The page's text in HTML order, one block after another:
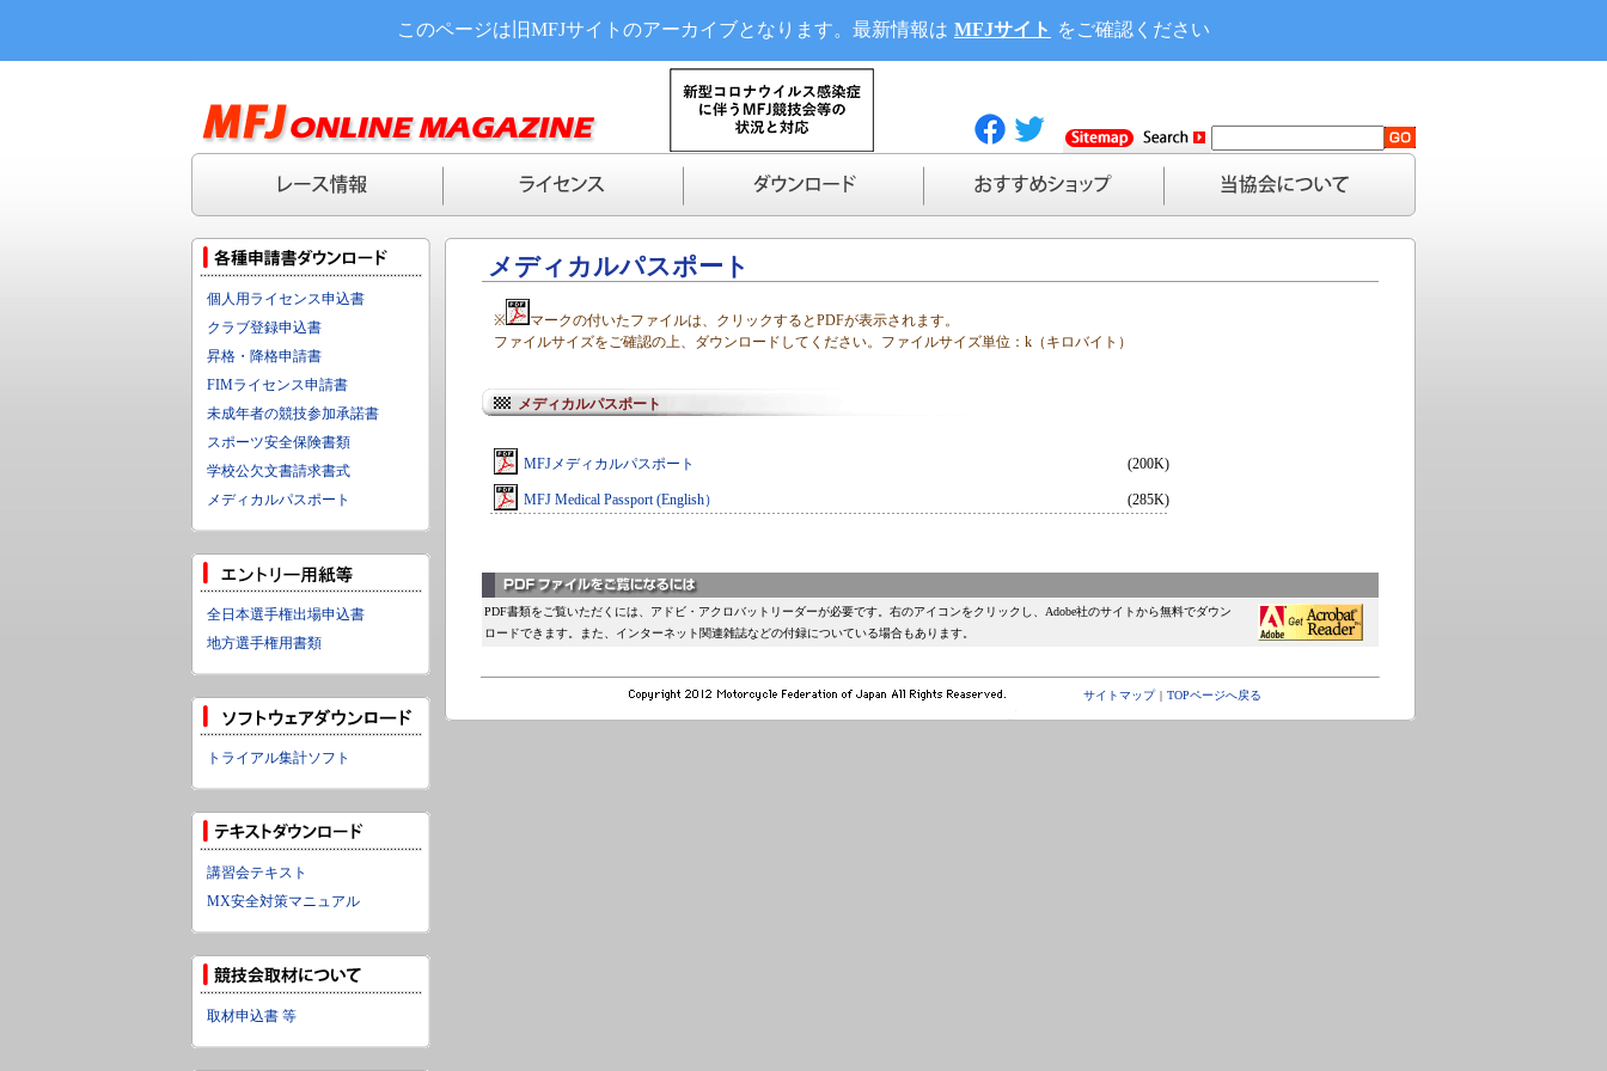
このページは旧MFJサイトのアーカイブとなります。最新情報は MFJサイト をご確認ください
個人用ライセンス申込書
クラブ登録申込書
昇格・降格申請書
FIMライセンス申請書
未成年者の競技参加承諾書
スポーツ安全保険書類
学校公欠文書請求書式
メディカルパスポート
全日本選手権出場申込書
地方選手権用書類
トライアル集計ソフト
講習会テキスト
MX安全対策マニュアル
取材申込書 等
メディカルパスポート
※
マークの付いたファイルは、クリックするとPDFが表示されます。
ファイルサイズをご確認の上、ダウンロードしてください。ファイルサイズ単位：k（キロバイト）
メディカルパスポート
MFJメディカルパスポート (200K)
MFJ Medical Passport (English） (285K)
PDF書類をご覧いただくには、アドビ・アクロバットリーダーが必要です。右のアイコンをクリックし、Adobe社のサイトから無料でダウン
ロードできます。また、インターネット関連雑誌などの付録についている場合もあります。
サイトマップ | TOPページへ戻る